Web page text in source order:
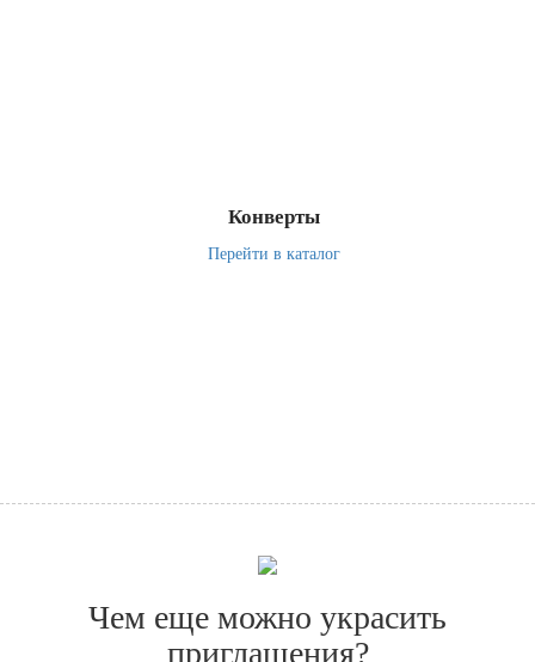
Конверты
Перейти в каталог
Чем еще можно украсить
приглашения?